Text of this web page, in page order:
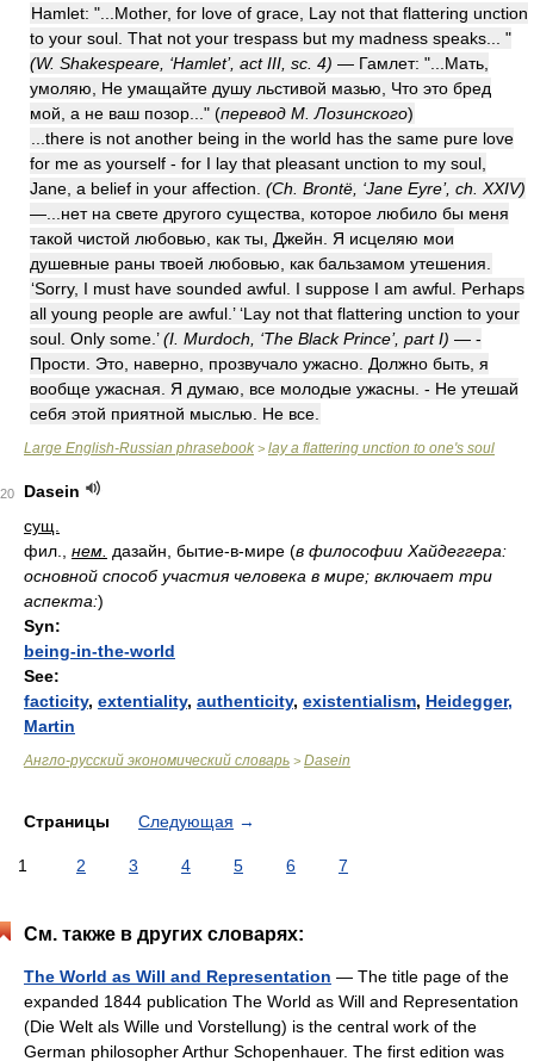
Hamlet: "...Mother, for love of grace, Lay not that flattering unction
to your soul. That not your trespass but my madness speaks... "
(W. Shakespeare, ‘Hamlet’, act III, sc. 4) — Гамлет: "...Мать,
умоляю, Не умащайте душу льстивой мазью, Что это бред
мой, а не ваш позор..." (перевод М. Лозинского)
...there is not another being in the world has the same pure love
for me as yourself - for I lay that pleasant unction to my soul,
Jane, a belief in your affection. (Ch. Brontë, ‘Jane Eyre’, ch. XXIV)
—...нет на свете другого существа, которое любило бы меня
такой чистой любовью, как ты, Джейн. Я исцеляю мои
душевные раны твоей любовью, как бальзамом утешения.
‘Sorry, I must have sounded awful. I suppose I am awful. Perhaps
all young people are awful.’ ‘Lay not that flattering unction to your
soul. Only some.’(I. Murdoch, ‘The Black Prince’, part I) — -
Прости. Это, наверно, прозвучало ужасно. Должно быть, я
вообще ужасная. Я думаю, все молодые ужасны. - Не утешай
себя этой приятной мыслью. Не все.
Large English-Russian phrasebook > lay a flattering unction to one's soul
20
Dasein
сущ.
фил., нем. дазайн, бытие-в-мире (в философии Хайдеггера:
основной способ участия человека в мире; включает три
аспекта:)
Syn:
being-in-the-world
See:
facticity, extentiality, authenticity, existentialism, Heidegger,
Martin
Англо-русский экономический словарь > Dasein
Страницы Следующая →
1 2 3 4 5 6 7
См. также в других словарях:
The World as Will and Representation — The title page of the
expanded 1844 publication The World as Will and Representation
(Die Welt als Wille und Vorstellung) is the central work of the
German philosopher Arthur Schopenhauer. The first edition was